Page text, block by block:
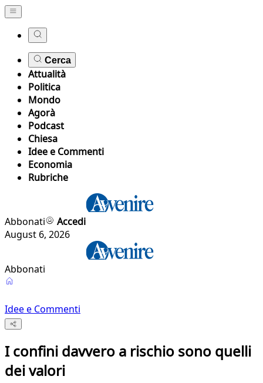
Cerca
Attualità
Politica
Mondo
Agorà
Podcast
Chiesa
Idee e Commenti
Economia
Rubriche
Abbonati
Accedi
August 6, 2026
Abbonati
Idee e Commenti
I confini davvero a rischio sono quelli
dei valori